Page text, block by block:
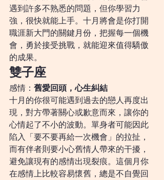
遇到許多不熟悉的問題，但你學習力
強，很快就能上手。十月將會是你打開
職涯新大門的關鍵月份，把握每一個機
會，勇於接受挑戰，就能迎來值得驕傲
的成果。
雙子座
感情： 舊愛回頭，心生糾結
十月的你很可能遇到過去的戀人再度出
現，對方帶著關心或歉意而來，讓你的
心情起了不小的波動。單身者可能因此
陷入「要不要再給一次機會」的拉扯，
而有伴者則要小心舊情人帶來的干擾，
避免讓現有的感情出現裂痕。這個月你
在感情上比較容易懷舊，總是不自覺回